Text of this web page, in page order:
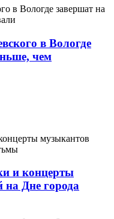
в Вологде
чем
и концерты
на Дне города